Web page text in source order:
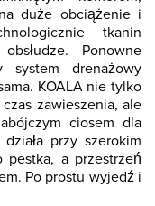
duże obciążenie i
tkanin
Ponowne
drenażowy
KOALA nie tylko
zawieszenia, ale
ciosem dla
przy szerokim
pestka, a przestrzeń
Po prostu wyjedź i